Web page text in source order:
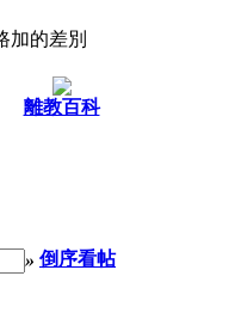
加的差別
離教百科
» 倒序看帖